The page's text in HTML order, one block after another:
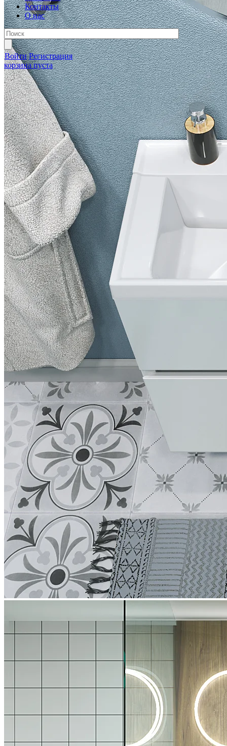
Контакты
О нас
Войти Регистрация
корзина пуста